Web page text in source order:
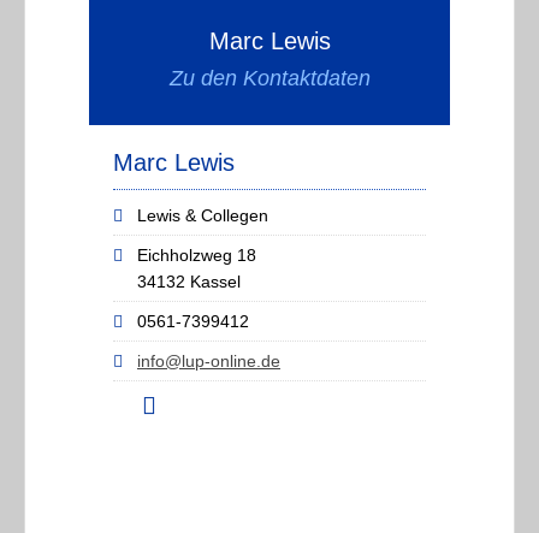
Marc Lewis
Zu den Kontaktdaten
Marc Lewis
Lewis & Collegen
Eichholzweg 18
34132 Kassel
0561-7399412
info@lup-online.de